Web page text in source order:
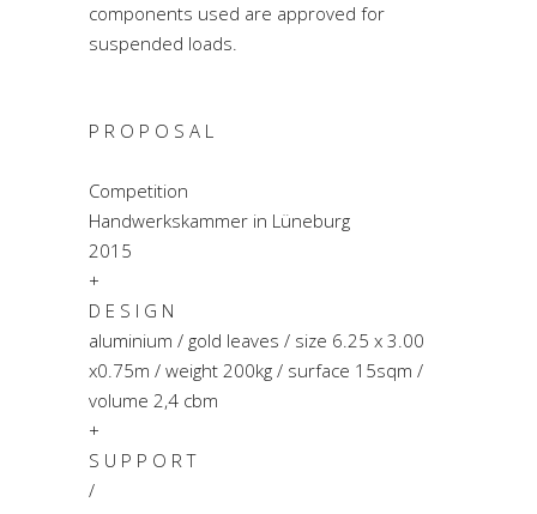
components used are approved for
suspended loads.
P R O P O S A L
Competition
Handwerkskammer in Lüneburg
2015
+
D E S I G N
aluminium / gold leaves / size 6.25 x 3.00
x0.75m / weight 200kg / surface 15sqm /
volume 2,4 cbm
+
S U P P O R T
/